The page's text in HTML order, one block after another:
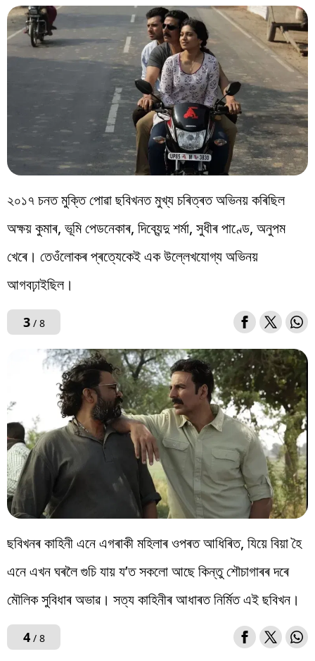
২০১৭ চনত মুক্তি পোৱা ছবিখনত মুখ্য চৰিত্ৰত অভিনয় কৰিছিল
অক্ষয় কুমাৰ, ভূমি পেডনেকাৰ, দিব্যেন্দু শৰ্মা, সুধীৰ পাণ্ডে, অনুপম
খেৰে। তেওঁলোকৰ প্ৰত্যেকেই এক উল্লেখযোগ্য অভিনয়
আগবঢ়াইছিল।
3/ 8
ছবিখনৰ কাহিনী এনে এগৰাকী মহিলাৰ ওপৰত আধিৰিত, যিয়ে বিয়া হৈ
এনে এখন ঘৰলৈ গুচি যায় য’ত সকলো আছে কিন্তু শৌচাগাৰৰ দৰে
মৌলিক সুবিধাৰ অভাৱ। সত্য কাহিনীৰ আধাৰত নিৰ্মিত এই ছবিখন।
4/ 8